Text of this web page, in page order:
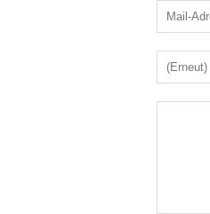
Mail-
Adresse
(Erneut)
Mail